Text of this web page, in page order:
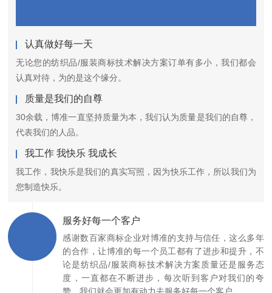
认真做好每一天
无论您的纺织品/服装商标技术解决方案订单有多小，我们都会
认真对待，为的是这个缘分。
质量是我们的自尊
30余载，博准一直坚持质量为本，我们认为质量是我们的自尊，
代表我们的人品。
我工作 我快乐 我成长
我工作，我快乐是我们的真实写照，因为快乐工作，所以我们为
您制造快乐。
服务好每一个客户
感谢数百家商标企业对博准的支持与信任，这么多年
的合作，让博准的每一个员工都有了进步和提升，不
论是纺织品/服装商标技术解决方案质量还是服务态
度，一直都在不断进步，每次听到客户对我们的夸